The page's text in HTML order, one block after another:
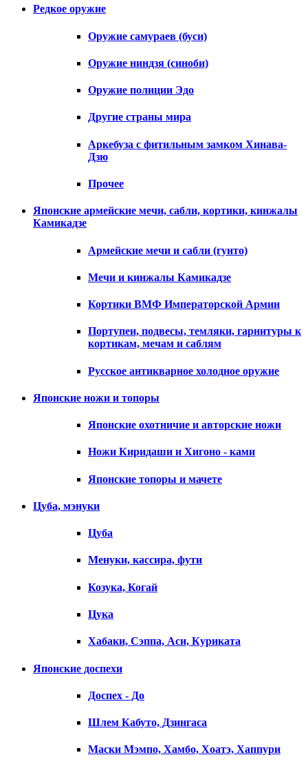
Редкое оружие
Оружие самураев (буси)
Оружие ниндзя (синоби)
Оружие полиции Эдо
Другие страны мира
Аркебуза с фитильным замком Хинава-
Дзю
Прочее
Японские армейские мечи, сабли, кортики, кинжалы
Камикадзе
Армейские мечи и сабли (гунто)
Мечи и кинжалы Камикадзе
Кортики ВМФ Императорской Армии
Портупеи, подвесы, темляки, гарнитуры к
кортикам, мечам и саблям
Русское антикварное холодное оружие
Японские ножи и топоры
Японские охотничие и авторские ножи
Ножи Киридаши и Хигоно - ками
Японские топоры и мачете
Цуба, мэнуки
Цуба
Менуки, кассира, фути
Козука, Когай
Цука
Хабаки, Сэппа, Аси, Куриката
Японские доспехи
Доспех - До
Шлем Кабуто, Дзингаса
Маски Мэмпо, Хамбо, Хоатэ, Хаппури